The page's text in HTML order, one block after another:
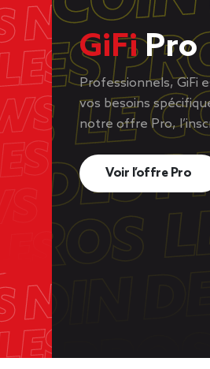
GiFiPro
Professionnels, GiFi
vos besoins
notre offre Pro,
Voir l’offre Pro